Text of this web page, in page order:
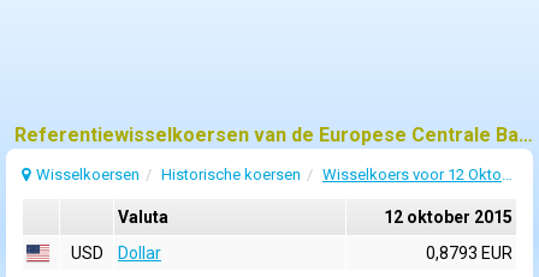
Referentiewisselkoersen van de Europese Centrale Bank (ECB) voor 12 oktober 2015
Wisselkoersen Historische koersen Wisselkoers voor 12 Oktober 2015
Valuta
12 oktober 2015
USD
Dollar
0,8793 EUR